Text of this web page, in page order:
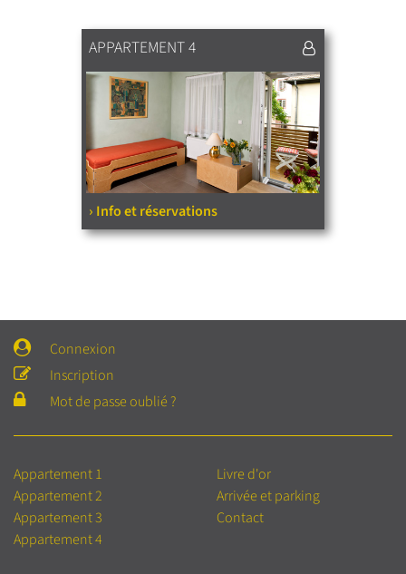
APPARTEMENT 4
› Info et réservations
Connexion
Inscription
Mot de passe oublié ?
Appartement 1
Appartement 2
Appartement 3
Appartement 4
Livre d'or
Arrivée et parking
Contact